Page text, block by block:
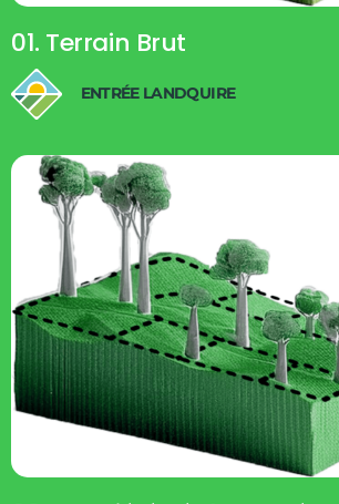
01. Terrain Brut
ENTRÉE LANDQUIRE